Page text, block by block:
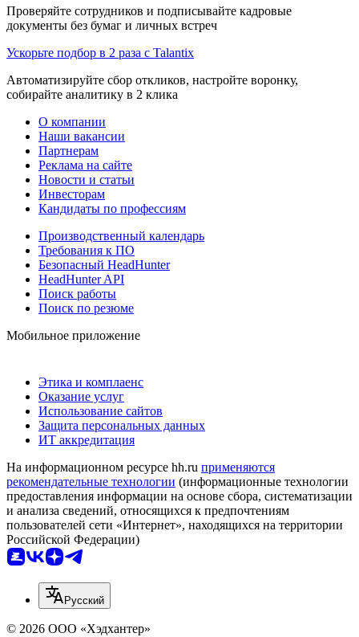
Проверяйте сотрудников и подписывайте кадровые
документы без бумаг и личных встреч
Ускорьте подбор в 2 раза с Talantix
Автоматизируйте сбор откликов, настройте воронку,
собирайте аналитику в 2 клика
О компании
Наши вакансии
Партнерам
Реклама на сайте
Новости и статьи
Инвесторам
Кандидаты по профессиям
Производственный календарь
Требования к ПО
Безопасный HeadHunter
HeadHunter API
Поиск работы
Поиск по резюме
Мобильное приложение
Этика и комплаенс
Оказание услуг
Использование сайтов
Защита персональных данных
ИТ аккредитация
На информационном ресурсе hh.ru применяются
рекомендательные технологии (информационные технологии
предоставления информации на основе сбора, систематизации
и анализа сведений, относящихся к предпочтениям
пользователей сети «Интернет», находящихся на территории
Российской Федерации)
Русский
© 2026 ООО «Хэдхантер»